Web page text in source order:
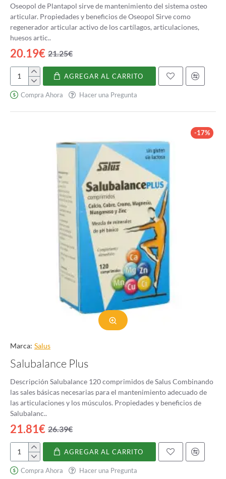
Oseopol de Plantapol sirve de mantenimiento del sistema osteo
articular. Propiedades y beneficios de Oseopol Sirve como
regenerador articular activo de los cartílagos, articulaciones,
huesos artic..
20.19€ 21.25€
Oseopol
AGREGAR AL CARRITO
Compra Ahora Hacer una Pregunta
-17%
Marca: Salus
Salubalance Plus
Descripción Salubalance 120 comprimidos de Salus Combinando
las sales básicas necesarias para el mantenimiento adecuado de
las articulaciones y los músculos. Propiedades y beneficios de
Salubalanc..
21.81€ 26.39€
Salubalance
Plus
AGREGAR AL CARRITO
Compra Ahora Hacer una Pregunta